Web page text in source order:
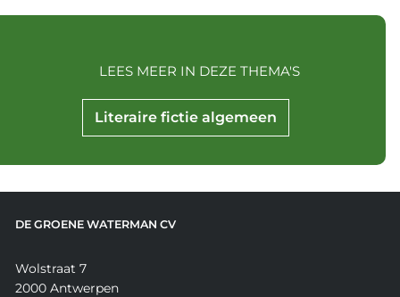
Literaire fictie algemeen
LEES MEER IN DEZE THEMA'S
DE GROENE WATERMAN CV
Wolstraat 7
2000 Antwerpen